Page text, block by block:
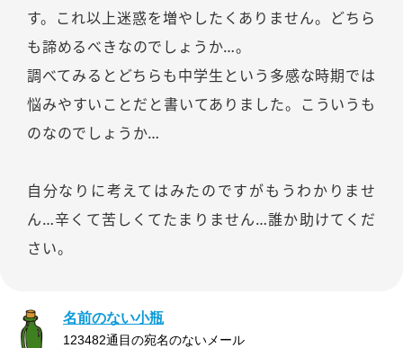
す。これ以上迷惑を増やしたくありません。どちら
も諦めるべきなのでしょうか…。
調べてみるとどちらも中学生という多感な時期では
悩みやすいことだと書いてありました。こういうも
のなのでしょうか…
自分なりに考えてはみたのですがもうわかりませ
ん…辛くて苦しくてたまりません…誰か助けてくだ
さい。
名前のない小瓶
123482通目の宛名のないメール